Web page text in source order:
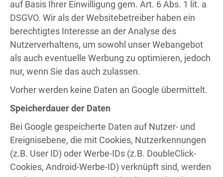
auf Basis Ihrer Einwilligung gem. Art. 6 Abs. 1 lit. a
DSGVO. Wir als der Websitebetreiber haben ein
berechtigtes Interesse an der Analyse des
Nutzerverhaltens, um sowohl unser Webangebot
als auch eventuelle Werbung zu optimieren, jedoch
nur, wenn Sie das auch zulassen.
Vorher werden keine Daten an Google übermittelt.
Speicherdauer der Daten
Bei Google gespeicherte Daten auf Nutzer- und
Ereignisebene, die mit Cookies, Nutzerkennungen
(z.B. User ID) oder Werbe-IDs (z.B. DoubleClick-
Cookies, Android-Werbe-ID) verknüpft sind, werden